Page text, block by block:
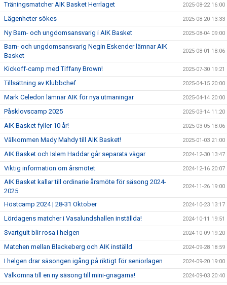
Träningsmatcher AIK Basket Herrlaget 2025-08-22 16:00
Lägenheter sökes 2025-08-20 13:33
Ny Barn- och ungdomsansvarig i AIK Basket 2025-08-04 09:00
Barn- och ungdomsansvarig Negin Eskender lämnar AIK
Basket
2025-08-01 18:06
Kickoff-camp med Tiffany Brown! 2025-07-30 19:21
Tillsättning av Klubbchef 2025-04-15 20:00
Mark Celedon lämnar AIK för nya utmaningar 2025-04-14 20:00
Påsklovscamp 2025 2025-03-14 11:20
AIK Basket fyller 10 år! 2025-03-05 18:06
Välkommen Mady Mahdy till AIK Basket! 2025-01-03 21:00
AIK Basket och Islem Haddar går separata vägar 2024-12-30 13:47
Viktig information om årsmötet 2024-12-16 20:07
AIK Basket kallar till ordinarie årsmöte för säsong 2024-
2025
2024-11-26 19:00
Höstcamp 2024 | 28-31 Oktober 2024-10-23 13:17
Lördagens matcher i Vasalundshallen inställda! 2024-10-11 19:51
Svartgult blir rosa i helgen 2024-10-09 19:20
Matchen mellan Blackeberg och AIK inställd 2024-09-28 18:59
I helgen drar säsongen igång på riktigt för seniorlagen 2024-09-20 19:00
Välkomna till en ny säsong till mini-gnagarna! 2024-09-03 20:40